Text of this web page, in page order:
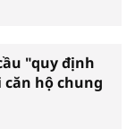
"quy định
hộ chung